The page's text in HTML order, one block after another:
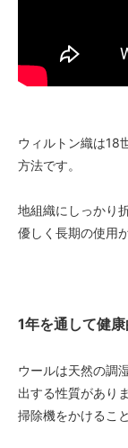
ウィルトン織は18
方法です。
地組織にしっかり
優しく長期の使用
1年を通して健
ウールは天然の調
出する性質がありま
掃除機をかけるこ